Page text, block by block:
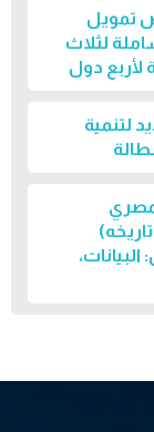
تمويل
لثلاث
دول
لتنمية